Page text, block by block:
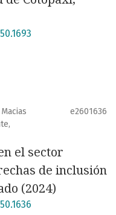
e2601636
el sector
de inclusión
(2024)